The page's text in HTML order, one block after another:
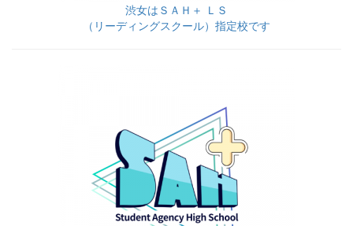
渋女はＳＡＨ＋ ＬＳ
（リーディングスクール）指定校です